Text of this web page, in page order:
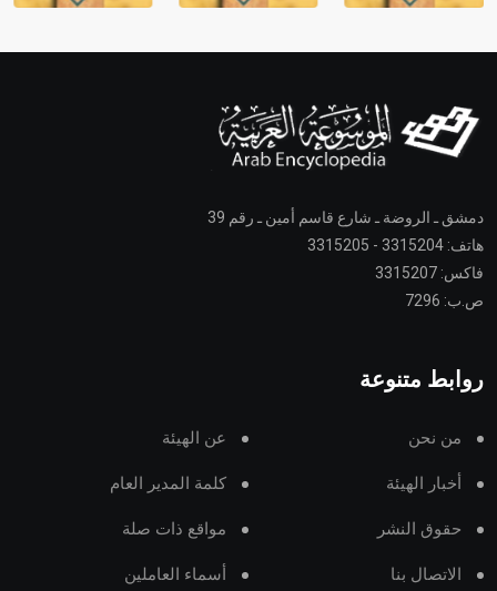
دمشق ـ الروضة ـ شارع قاسم أمين ـ رقم 39
هاتف: 3315204 - 3315205
فاكس: 3315207
ص.ب: 7296
روابط متنوعة
من نحن عن الهيئة
أخبار الهيئة كلمة المدير العام
حقوق النشر مواقع ذات صلة
الاتصال بنا أسماء العاملين